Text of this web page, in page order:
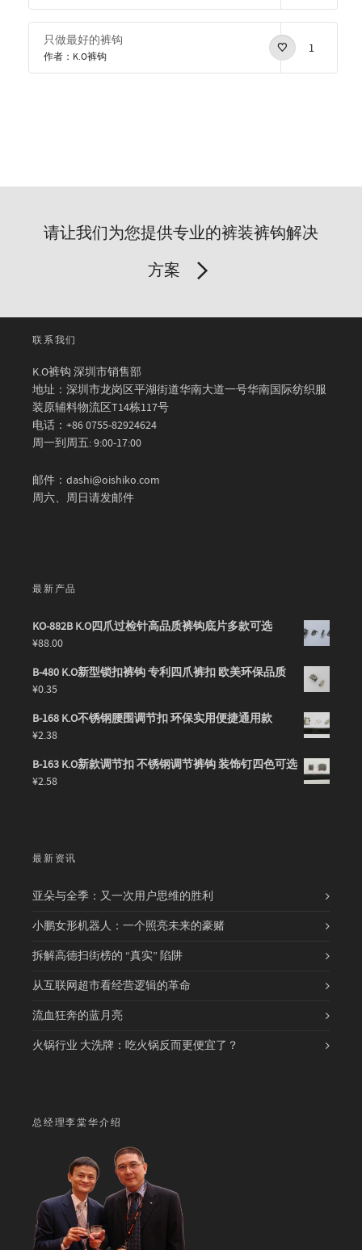
只做最好的裤钩
作者：K.O裤钩
1
请让我们为您提供专业的裤装裤钩解决
方案
联系我们
K.O裤钩 深圳市销售部
地址：深圳市龙岗区平湖街道华南大道一号华南国际纺织服
装原辅料物流区T14栋117号
电话：+86 0755-82924624
周一到周五: 9:00-17:00
邮件：dashi@oishiko.com
周六、周日请发邮件
最新产品
KO-882B K.O四爪过检针高品质裤钩底片多款可选
¥88.00
B-480 K.O新型锁扣裤钩 专利四爪裤扣 欧美环保品质
¥0.35
B-168 K.O不锈钢腰围调节扣 环保实用便捷通用款
¥2.38
B-163 K.O新款调节扣 不锈钢调节裤钩 装饰钉四色可选
¥2.58
最新资讯
亚朵与全季：又一次用户思维的胜利
小鹏女形机器人：一个照亮未来的豪赌
拆解高德扫街榜的 “真实” 陷阱
从互联网超市看经营逻辑的革命
流血狂奔的蓝月亮
火锅行业 大洗牌：吃火锅反而更便宜了？
总经理李棠华介绍